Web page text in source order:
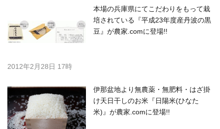
本場の兵庫県にてこだわりをもって栽
培されている『平成23年度産丹波の黒
豆』が農家.comに登場!!
2012年2月28日 17時
伊那盆地より無農薬・無肥料・はざ掛
け天日干しのお米『日陽米(ひなた
米)』が農家.comに登場!!